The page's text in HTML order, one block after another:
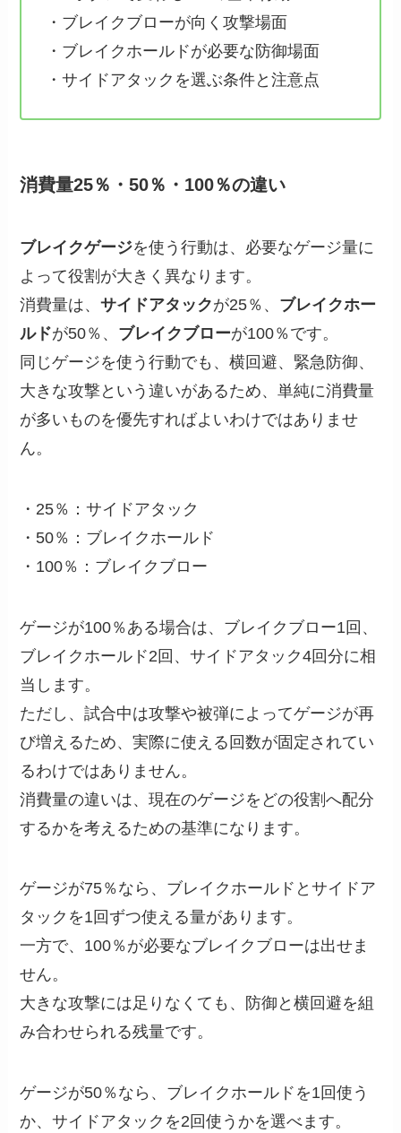
・ブレイクブローが向く攻撃場面
・ブレイクホールドが必要な防御場面
・サイドアタックを選ぶ条件と注意点
消費量25％・50％・100％の違い
ブレイクゲージを使う行動は、必要なゲージ量に
よって役割が大きく異なります。
消費量は、サイドアタックが25％、 ブレイクホー
ルドが50％、 ブレイクブローが100％です。
同じゲージを使う行動でも、横回避、緊急防御、
大きな攻撃という違いがあるため、単純に消費量
が多いものを優先すればよいわけではありませ
ん。
・25％：サイドアタック
・50％：ブレイクホールド
・100％：ブレイクブロー
ゲージが100％ある場合は、ブレイクブロー1回、
ブレイクホールド2回、サイドアタック4回分に相
当します。
ただし、試合中は攻撃や被弾によってゲージが再
び増えるため、実際に使える回数が固定されてい
るわけではありません。
消費量の違いは、現在のゲージをどの役割へ配分
するかを考えるための基準になります。
ゲージが75％なら、ブレイクホールドとサイドア
タックを1回ずつ使える量があります。
一方で、100％が必要なブレイクブローは出せま
せん。
大きな攻撃には足りなくても、防御と横回避を組
み合わせられる残量です。
ゲージが50％なら、ブレイクホールドを1回使う
か、サイドアタックを2回使うかを選べます。